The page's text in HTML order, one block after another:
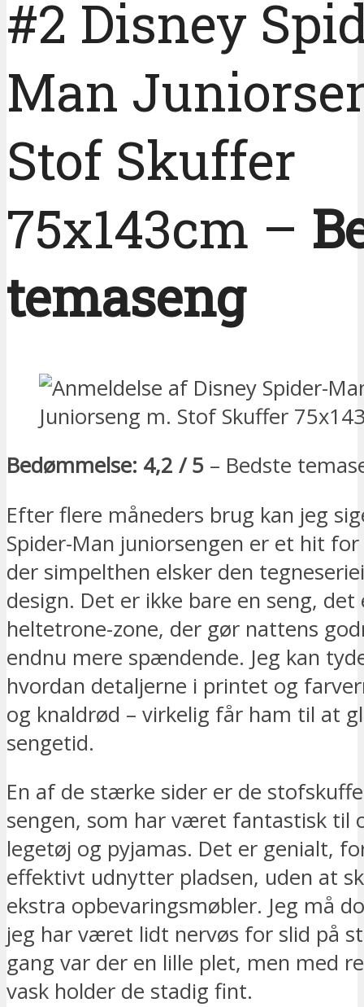
#2 Disney
Man
Stof Skuffer
75x143cm –
temaseng
Bedømmelse: 4,2 / 5 – Bedste
Efter flere måneders brug kan jeg
Spider-Man juniorsengen er et hit
der simpelthen elsker den
design. Det er ikke bare en seng, det
heltetrone-zone, der gør nattens
endnu mere spændende. Jeg kan
hvordan detaljerne i printet og
og knaldrød – virkelig får ham til at
sengetid.
En af de stærke sider er de
sengen, som har været fantastisk til
legetøj og pyjamas. Det er genialt,
effektivt udnytter pladsen, uden at
ekstra opbevaringsmøbler. Jeg må
jeg har været lidt nervøs for slid på
gang var der en lille plet, men med
vask holder de stadig fint.